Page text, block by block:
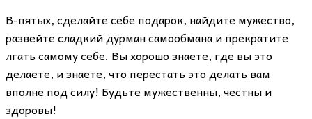
В-пятых, сделайте себе подарок, найдите мужество,
развейте сладкий дурман самообмана и прекратите
лгать самому себе. Вы хорошо знаете, где вы это
делаете, и знаете, что перестать это делать вам
вполне под силу! Будьте мужественны, честны и
здоровы!